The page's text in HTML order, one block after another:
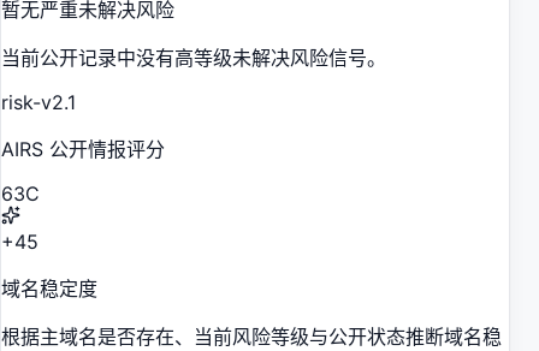
暂无严重未解决风险
当前公开记录中没有高等级未解决风险信号。
risk-v2.1
AIRS 公开情报评分
63C
+45
域名稳定度
根据主域名是否存在、当前风险等级与公开状态推断域名稳